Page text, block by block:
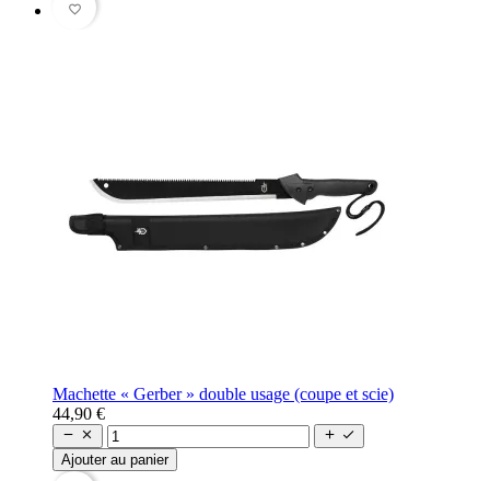
favorite_border
Machette « Gerber » double usage (coupe et scie)
44,90 €
   
Ajouter au panier